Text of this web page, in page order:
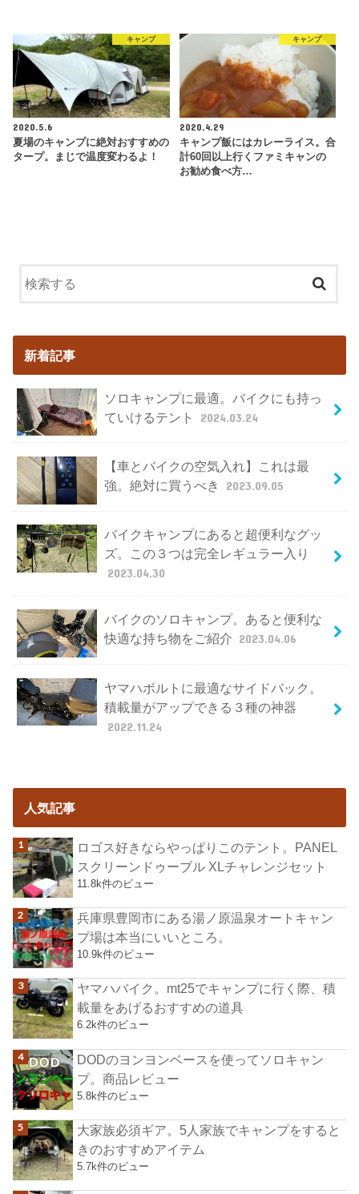
キャンプ
2020.5.6
夏場のキャンプに絶対おすすめの
タープ。まじで温度変わるよ！
キャンプ
2020.4.29
キャンプ飯にはカレーライス。合
計60回以上行くファミキャンの
お勧め食べ方…
新着記事
ソロキャンプに最適。バイクにも持っ
ていけるテント
2024.03.24
【車とバイクの空気入れ】これは最
強。絶対に買うべき
2023.09.05
バイクキャンプにあると超便利なグッ
ズ。この３つは完全レギュラー入り
2023.04.30
バイクのソロキャンプ。あると便利な
快適な持ち物をご紹介 2023.04.06
ヤマハボルトに最適なサイドバック。
積載量がアップできる３種の神器
2022.11.24
人気記事
ロゴス好きならやっぱりこのテント。PANEL
スクリーンドゥーブル XLチャレンジセット
11.8k件のビュー
兵庫県豊岡市にある湯ノ原温泉オートキャン
プ場は本当にいいところ。
10.9k件のビュー
ヤマハバイク。mt25でキャンプに行く際、積
載量をあげるおすすめの道具
6.2k件のビュー
DODのヨンヨンベースを使ってソロキャン
プ。商品レビュー
5.8k件のビュー
大家族必須ギア。5人家族でキャンプをすると
きのおすすめアイテム
5.7k件のビュー